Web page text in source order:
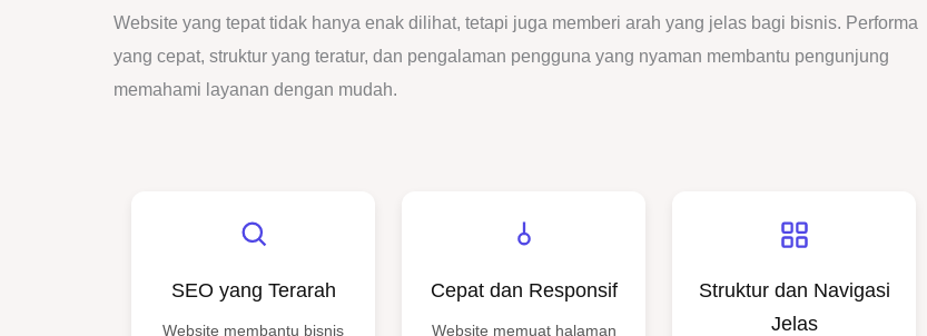
Website yang tepat tidak hanya enak dilihat, tetapi juga memberi arah yang jelas bagi bisnis. Performa
yang cepat, struktur yang teratur, dan pengalaman pengguna yang nyaman membantu pengunjung
memahami layanan dengan mudah.
SEO yang Terarah
Website membantu bisnis
Cepat dan Responsif
Website memuat halaman
Struktur dan Navigasi
Jelas